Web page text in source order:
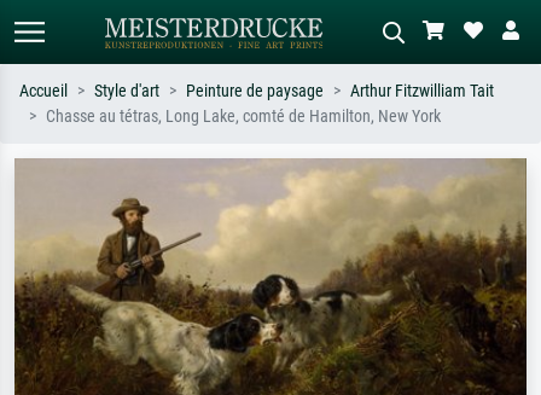
ex. Monet, Nuit étoilée,
impressionnisme, vague de Hokusai,
nu.
Décrivez la scène – ex. prairie verte,
abstrait avec beaucoup de rouge,
tableau sombre, nu debout près d'un
arbre.
Accueil Style d'art Peinture de paysage
Arthur Fitzwilliam Tait
Chasse au tétras, Long Lake, comté de Hamilton, New York